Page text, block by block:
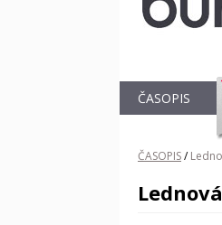
ČASOPIS
ČASOPIS/